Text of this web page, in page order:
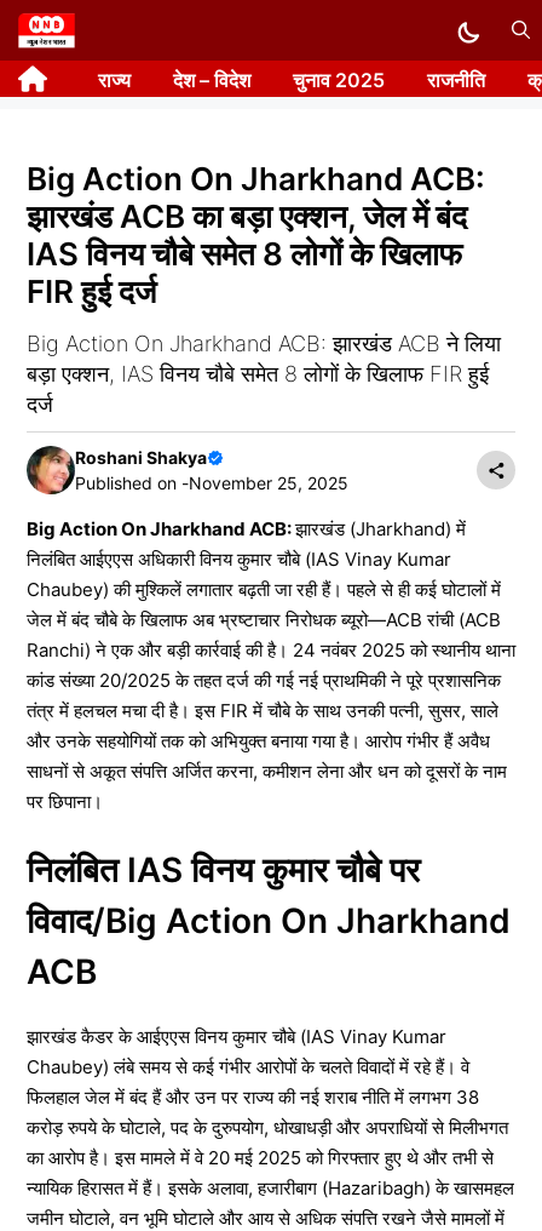
Skip
to
content राज्य देश – विदेश चुनाव 2025 राजनीति
Big Action On Jharkhand ACB:
झारखंड ACB का बड़ा एक्शन, जेल में बंद
IAS विनय चौबे समेत 8 लोगों के खिलाफ
FIR हुई दर्ज
Big Action On Jharkhand ACB: झारखंड ACB ने लिया
बड़ा एक्शन, IAS विनय चौबे समेत 8 लोगों के खिलाफ FIR हुई
दर्ज
Roshani Shakya
Published on -November 25, 2025
Big Action On Jharkhand ACB:झारखंड (Jharkhand) में
निलंबित आईएएस अधिकारी विनय कुमार चौबे (IAS Vinay Kumar
Chaubey) की मुश्किलें लगातार बढ़ती जा रही हैं। पहले से ही कई घोटालों में
जेल में बंद चौबे के खिलाफ अब भ्रष्टाचार निरोधक ब्यूरो—ACB रांची (ACB
Ranchi) ने एक और बड़ी कार्रवाई की है। 24 नवंबर 2025 को स्थानीय थाना
कांड संख्या 20/2025 के तहत दर्ज की गई नई प्राथमिकी ने पूरे प्रशासनिक
तंत्र में हलचल मचा दी है। इस FIR में चौबे के साथ उनकी पत्नी, सुसर, साले
और उनके सहयोगियों तक को अभियुक्त बनाया गया है। आरोप गंभीर हैं अवैध
साधनों से अकूत संपत्ति अर्जित करना, कमीशन लेना और धन को दूसरों के नाम
पर छिपाना।
निलंबित IAS विनय कुमार चौबे पर
विवाद/Big Action On Jharkhand
ACB
झारखंड कैडर के आईएएस विनय कुमार चौबे (IAS Vinay Kumar
Chaubey) लंबे समय से कई गंभीर आरोपों के चलते विवादों में रहे हैं। वे
फिलहाल जेल में बंद हैं और उन पर राज्य की नई शराब नीति में लगभग 38
करोड़ रुपये के घोटाले, पद के दुरुपयोग, धोखाधड़ी और अपराधियों से मिलीभगत
का आरोप है। इस मामले में वे 20 मई 2025 को गिरफ्तार हुए थे और तभी से
न्यायिक हिरासत में हैं। इसके अलावा, हजारीबाग (Hazaribagh) के खासमहल
जमीन घोटाले, वन भूमि घोटाले और आय से अधिक संपत्ति रखने जैसे मामलों में